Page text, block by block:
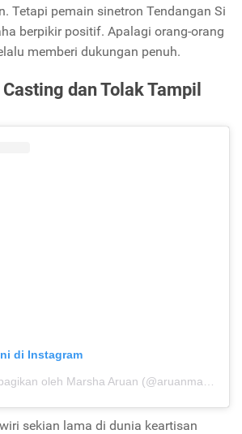
Tetapi pemain sinetron Tendangan Si
berpikir positif. Apalagi orang-orang
memberi dukungan penuh.
dan Tolak Tampil
di Instagram
sekian lama di dunia keartisan